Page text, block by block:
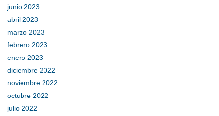
junio 2023
abril 2023
marzo 2023
febrero 2023
enero 2023
diciembre 2022
noviembre 2022
octubre 2022
julio 2022